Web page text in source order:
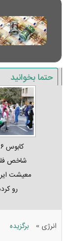
حتما بخوانید
شاخص
معیشت
رو
انرژی » برگزیده